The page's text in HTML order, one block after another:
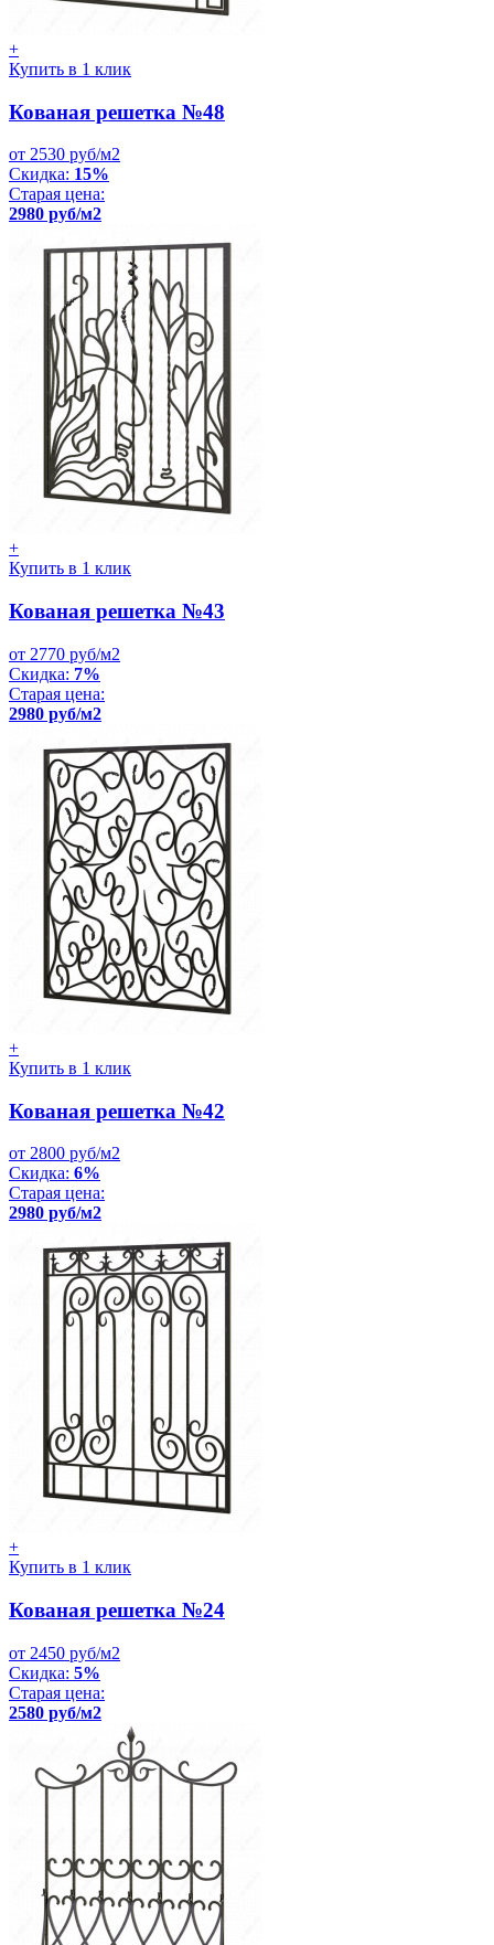
+
Купить в 1 клик
Кованая решетка №48
от 2530 руб/м2
Скидка: 15%
Старая цена:
2980 руб/м2
+
Купить в 1 клик
Кованая решетка №43
от 2770 руб/м2
Скидка: 7%
Старая цена:
2980 руб/м2
+
Купить в 1 клик
Кованая решетка №42
от 2800 руб/м2
Скидка: 6%
Старая цена:
2980 руб/м2
+
Купить в 1 клик
Кованая решетка №24
от 2450 руб/м2
Скидка: 5%
Старая цена:
2580 руб/м2